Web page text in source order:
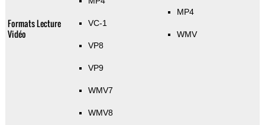
Formats Lecture
Vidéo
VC-1
VP8
VP9
WMV7
WMV8
MP4
WMV